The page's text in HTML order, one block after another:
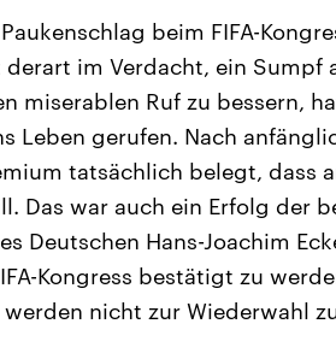
Paukenschlag beim FIFA-
im Verdacht, ein Sumpf
miserablen Ruf zu bessern,
Leben gerufen. Nach
tatsächlich belegt, dass
Das war auch ein Erfolg der
Deutschen Hans-Joachim
Kongress bestätigt zu
nicht zur Wiederwahl